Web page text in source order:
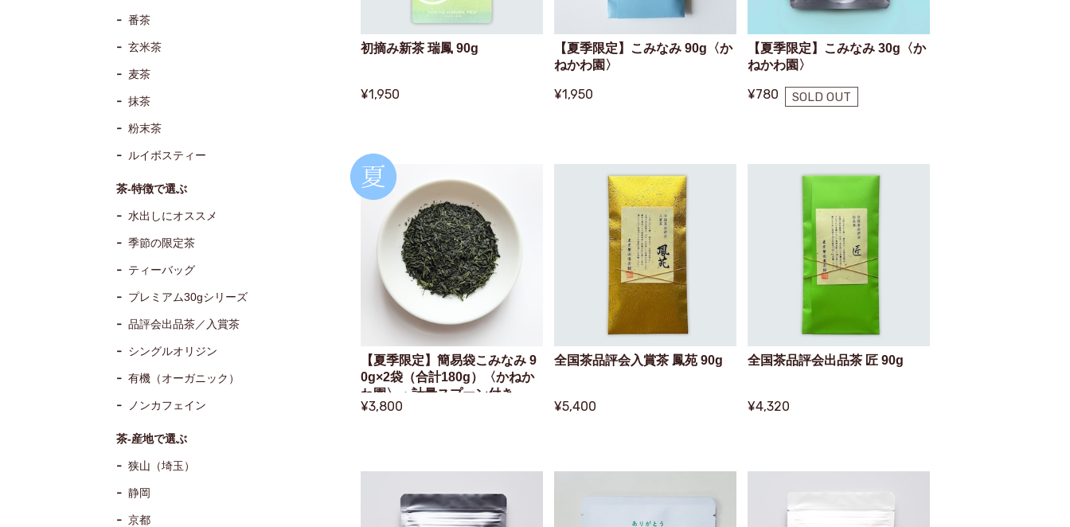
番茶
玄米茶
麦茶
抹茶
粉末茶
ルイボスティー
茶-特徴で選ぶ
水出しにオススメ
季節の限定茶
ティーバッグ
プレミアム30gシリーズ
品評会出品茶／入賞茶
シングルオリジン
有機（オーガニック）
ノンカフェイン
茶-産地で選ぶ
狭山（埼玉）
静岡
京都
初摘み新茶 瑞鳳 90g
¥1,950
【夏季限定】こみなみ 90g〈か
ねかわ園〉
¥1,950
【夏季限定】こみなみ 30g〈か
ねかわ園〉
¥780 SOLD OUT
【夏季限定】簡易袋こみなみ 9
0g×2袋（合計180g）〈かねか
わ園〉・計量スプーン付き
¥3,800
全国茶品評会入賞茶 鳳苑 90g
¥5,400
全国茶品評会出品茶 匠 90g
¥4,320